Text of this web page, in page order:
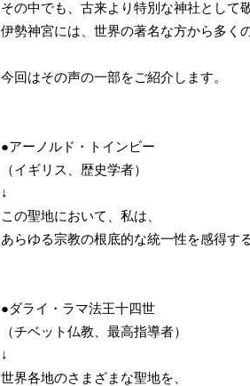
その中でも、古来より特別な神社として
伊勢神宮には、世界の著名な方から多く
今回はその声の一部をご紹介します。
●アーノルド・トインビー
（イギリス、歴史学者）
↓
この聖地において、私は、
あらゆる宗教の根底的な統一性を感得する
●ダライ・ラマ法王十四世
（チベット仏教、最高指導者）
↓
世界各地のさまざまな聖地を、